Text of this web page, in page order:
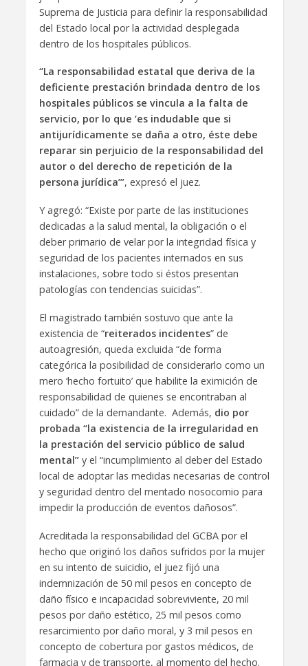
Suprema de Justicia para definir la responsabilidad
del Estado local por la actividad desplegada
dentro de los hospitales públicos.
“La responsabilidad estatal que deriva de la
deficiente prestación brindada dentro de los
hospitales públicos se vincula a la falta de
servicio, por lo que ‘es indudable que si
antijurídicamente se daña a otro, éste debe
reparar sin perjuicio de la responsabilidad del
autor o del derecho de repetición de la
persona jurídica’”, expresó el juez.
Y agregó: “Existe por parte de las instituciones
dedicadas a la salud mental, la obligación o el
deber primario de velar por la integridad física y
seguridad de los pacientes internados en sus
instalaciones, sobre todo si éstos presentan
patologías con tendencias suicidas”.
El magistrado también sostuvo que ante la
existencia de “reiterados incidentes” de
autoagresión, queda excluida “de forma
categórica la posibilidad de considerarlo como un
mero ‘hecho fortuito’ que habilite la eximición de
responsabilidad de quienes se encontraban al
cuidado” de la demandante. Además, dio por
probada “la existencia de la irregularidad en
la prestación del servicio público de salud
mental”y el “incumplimiento al deber del Estado
local de adoptar las medidas necesarias de control
y seguridad dentro del mentado nosocomio para
impedir la producción de eventos dañosos”.
Acreditada la responsabilidad del GCBA por el
hecho que originó los daños sufridos por la mujer
en su intento de suicidio, el juez fijó una
indemnización de 50 mil pesos en concepto de
daño físico e incapacidad sobreviviente, 20 mil
pesos por daño estético, 25 mil pesos como
resarcimiento por daño moral, y 3 mil pesos en
concepto de cobertura por gastos médicos, de
farmacia y de transporte, al momento del hecho.